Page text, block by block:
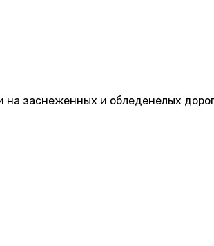
на заснеженных и обледенелых